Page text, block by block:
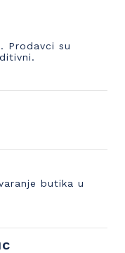
Prodavci su
butika u